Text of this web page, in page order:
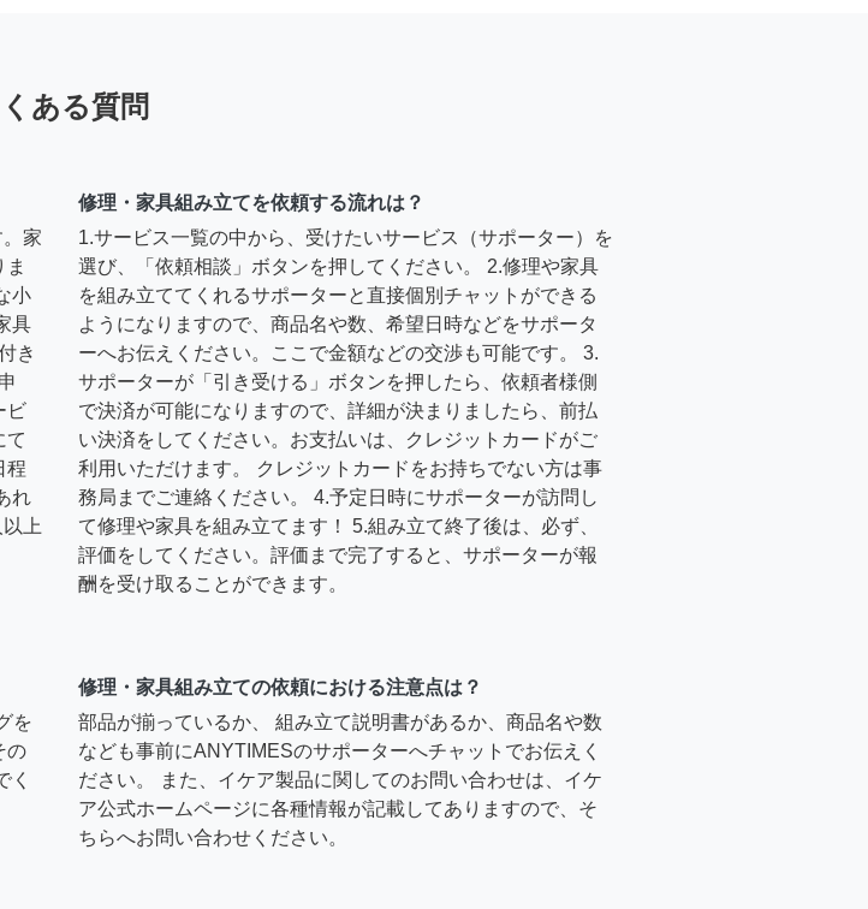
ある質問
家
小
具
き
ビ
て
程
れ
上
修理・家具組み立てを依頼する流れは？
1.サービス一覧の中から、受けたいサービス（サポーター）を
選び、「依頼相談」ボタンを押してください。 2.修理や家具
を組み立ててくれるサポーターと直接個別チャットができる
ようになりますので、商品名や数、希望日時などをサポータ
ーへお伝えください。ここで金額などの交渉も可能です。 3.
サポーターが「引き受ける」ボタンを押したら、依頼者様側
で決済が可能になりますので、詳細が決まりましたら、前払
い決済をしてください。お支払いは、クレジットカードがご
利用いただけます。 クレジットカードをお持ちでない方は事
務局までご連絡ください。 4.予定日時にサポーターが訪問し
て修理や家具を組み立てます！ 5.組み立て終了後は、必ず、
評価をしてください。評価まで完了すると、サポーターが報
酬を受け取ることができます。
を
の
く
修理・家具組み立ての依頼における注意点は？
部品が揃っているか、 組み立て説明書があるか、商品名や数
なども事前にANYTIMESのサポーターへチャットでお伝えく
ださい。 また、イケア製品に関してのお問い合わせは、イケ
ア公式ホームページに各種情報が記載してありますので、そ
ちらへお問い合わせください。